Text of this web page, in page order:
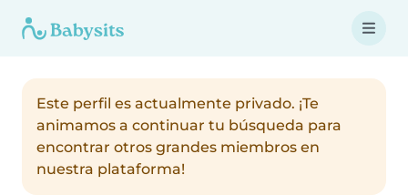
Este perfil es actualmente privado. ¡Te
animamos a continuar tu búsqueda para
encontrar otros grandes miembros en
nuestra plataforma!